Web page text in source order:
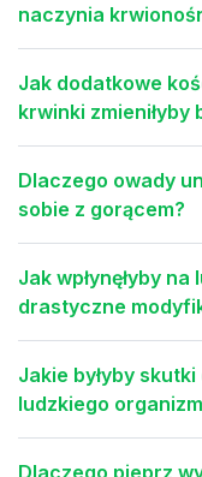
naczynia
Jak dodatkowe
krwinki zmieniłyby
Dlaczego owady
sobie z gorącem?
Jak wpłynęłyby
drastyczne
Jakie byłyby
ludzkiego
Dlaczego pieprz